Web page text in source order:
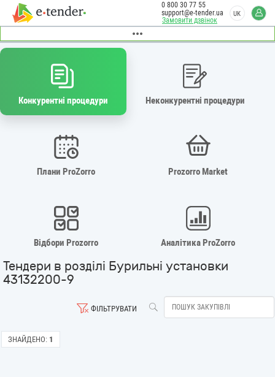
Замовити дзвінок
0 800 30 77 55
support@e-tender.ua
UK
Конкурентні процедури Неконкурентні процедури
Плани ProZorro Prozorro Market
Відбори Prozorro Аналітика ProZorro
Тендери в розділі Бурильні установки
43132200-9
ФІЛЬТРУВАТИ
ЗНАЙДЕНО: 1